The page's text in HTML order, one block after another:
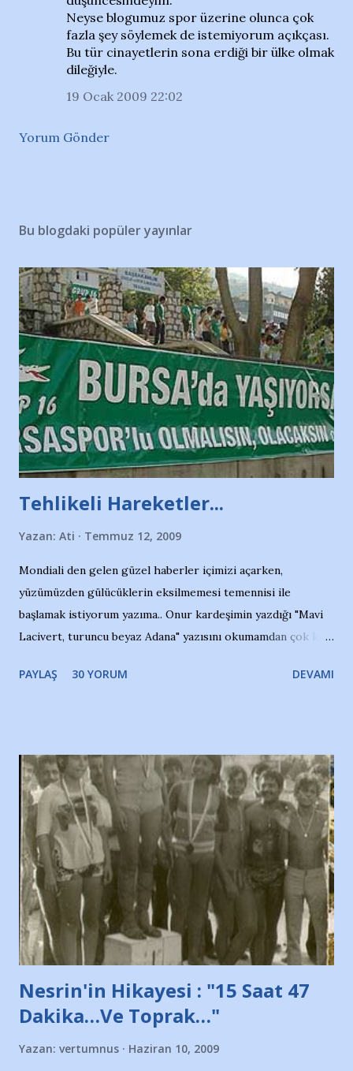
Neyse blogumuz spor üzerine olunca çok
fazla şey söylemek de istemiyorum açıkçası.
Bu tür cinayetlerin sona erdiği bir ülke olmak
dileğiyle.
19 Ocak 2009 22:02
Yorum Gönder
Bu blogdaki popüler yayınlar
Tehlikeli Hareketler...
Yazan: Ati Temmuz 12, 2009
Mondiali den gelen güzel haberler içimizi açarken,
yüzümüzden gülücüklerin eksilmemesi temennisi ile
başlamak istiyorum yazıma.. Onur kardeşimin yazdığı "Mavi
Lacivert, turuncu beyaz Adana" yazısını okumamdan çok kısa
irkildim.. "Bursasporlu taraftarlar, İstanbul takımlarının
ve ürünlerini Bursa şehrinde görmek istemediklerini bir
protesto eylemiyle açıkladıklarını bildiriyordu.. Bu grup
adına açıklama yapan şahsı muhterem(!) ''Açık ve net olarak
söylüyoruz. Bu son uyarımızdır. Bunun yanısıra, bu takımlara
ait tanıtıcı ilanların asılmasına izin veren Bursa Büyükşehir
Belediyesi ile mağazaların bulunduğu alışveriş merkezlerini
de kınıyoruz'' diye de eklemiş .. Blogumuzda okuduğum bu
yazının hemen ardından bu habe...
PAYLAŞ 30 YORUM DEVAMI
Nesrin'in Hikayesi : "15 Saat 47
Dakika…Ve Toprak…"
Yazan: vertumnus Haziran 10, 2009